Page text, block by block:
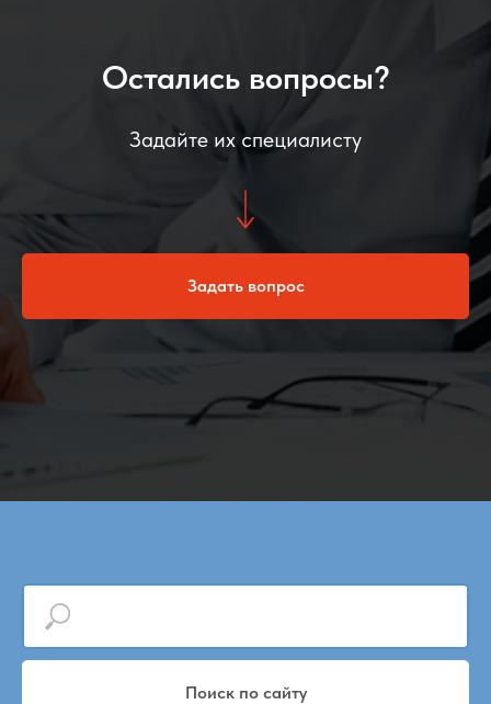
Остались вопросы?
Задайте их специалисту
Задать вопрос
Поиск по сайту